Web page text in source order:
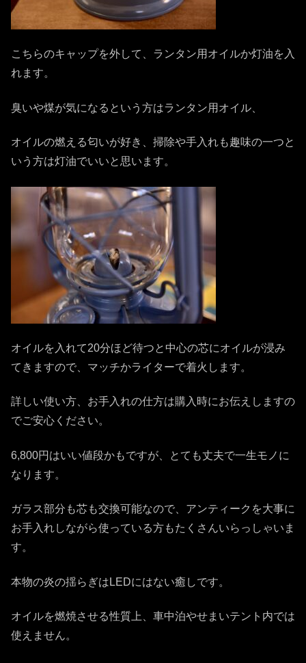
こちらのキャップを外して、ランタン用オイルか灯油を入
れます。
臭いや煤が気になるという方はランタン用オイル、
オイルの燃える匂いが好き、掃除や手入れも趣味の一つと
いう方は灯油でいいと思います。
オイルを入れて20分ほど待つと中心の芯にオイルが浸み
てきますので、マッチかライターで着火します。
詳しい使い方、お手入れの仕方は購入時にお伝えしますの
でご安心ください。
6,800円はいい値段かもですが、とても丈夫で一生モノに
なります。
ガラス部分も芯も交換可能なので、アンティークを大事に
お手入れしながら使っている方もたくさんいらっしゃいま
す。
本物の炎の揺らぎはLEDにはない癒しです。
オイルを燃焼させる性質上、車中泊やせまいテント内では
使えません。